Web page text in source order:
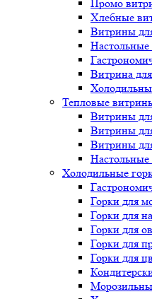
Промо
Хлебные
Витрины
Витрина
Тепловые
Витрины
Витрины
Витрины
Холодильные
Горки для
Горки для
Горки для
Горки для
Горки для